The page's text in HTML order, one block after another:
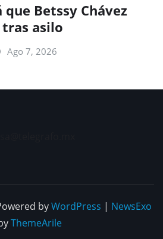
Betssy Chávez
asilo
Ago 7, 2026
byWordPress | NewsExo
ThemeArile